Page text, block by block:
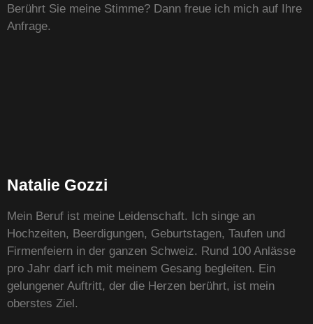
Berührt Sie meine Stimme? Dann freue ich mich auf Ihre
Anfrage.
Natalie Gozzi
Mein Beruf ist meine Leidenschaft. Ich singe an
Hochzeiten, Beerdigungen, Geburtstagen, Taufen und
Firmenfeiern in der ganzen Schweiz. Rund 100 Anlässe
pro Jahr darf ich mit meinem Gesang begleiten. Ein
gelungener Auftritt, der die Herzen berührt, ist mein
oberstes Ziel.